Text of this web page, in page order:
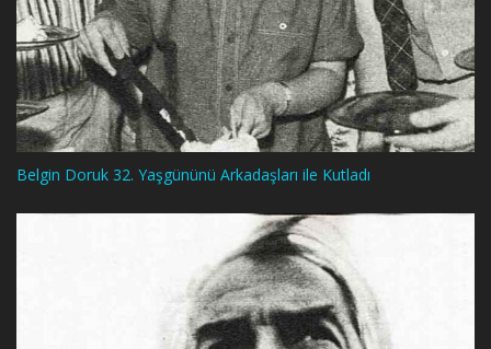
Belgin Doruk 32. Yaşgününü Arkadaşları ile Kutladı